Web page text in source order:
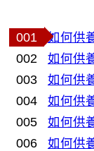
001 如何供
002
如何供
003
如何供
004
如何供
005
如何供
006
如何供